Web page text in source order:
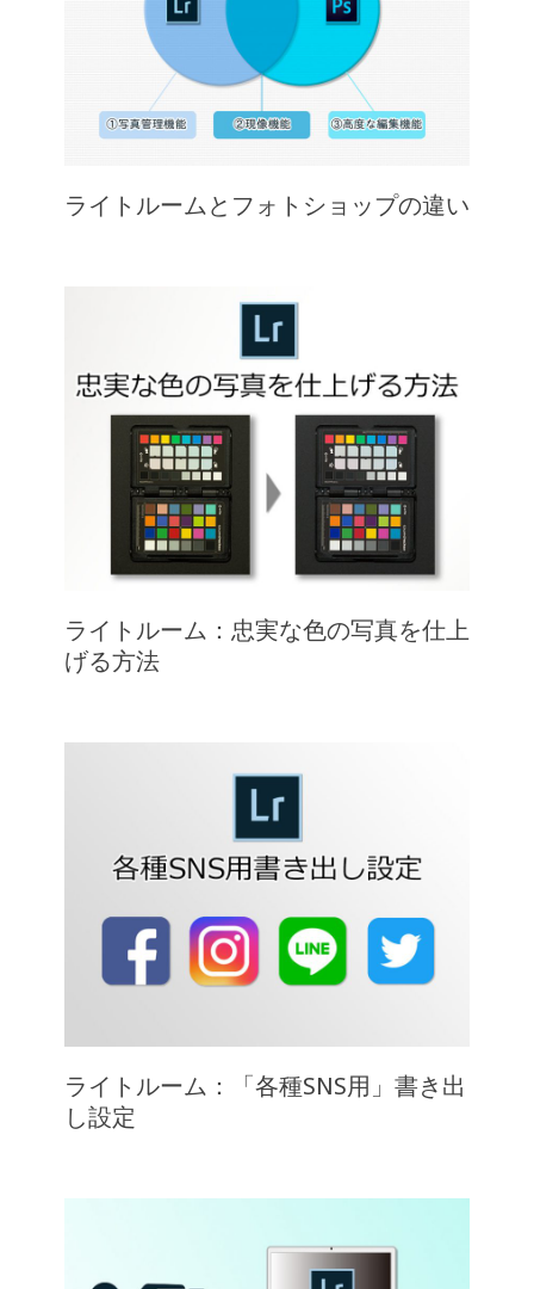
ライトルームとフォトショップの違い
ライトルーム：忠実な色の写真を仕上
げる方法
ライトルーム：「各種SNS用」書き出
し設定